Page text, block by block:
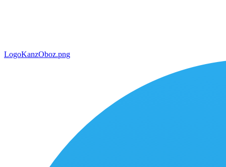
LogoKanzOboz.png